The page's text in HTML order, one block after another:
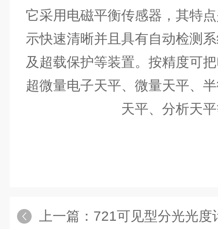
它采用电磁平衡传感器，其特
示快速清晰并且具有自动检测
及超载保护等装置。按精度可
超微量电子天平、微量天平、
天平、分析天
上一篇： 721可见型分光光度